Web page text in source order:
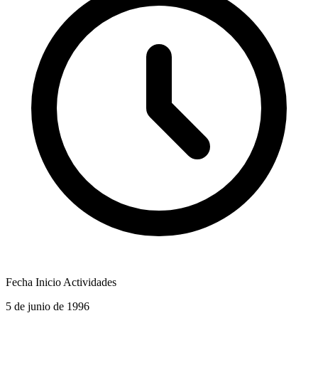
Fecha Inicio Actividades
5 de junio de 1996